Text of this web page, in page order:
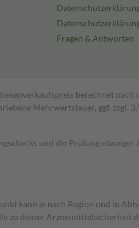
Fragen & Antworten
berechnet nach
Mehrwertsteuer, ggf. zzgl.
und die Prüfung etwaiger
kann je nach Region und in
zu deiner Arzneimittelsicherheit